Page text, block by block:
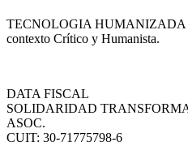
TECNOLOGIA HUMANIZADA
contexto Crítico y Humanista.
DATA FISCAL
SOLIDARIDAD
ASOC.
CUIT: 30-71775798-6